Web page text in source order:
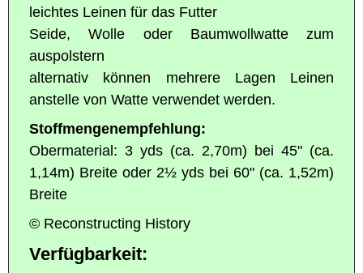
leichtes Leinen für das Futter
Seide, Wolle oder Baumwollwatte zum
auspolstern
alternativ können mehrere Lagen Leinen
anstelle von Watte verwendet werden.
Stoffmengenempfehlung:
Obermaterial: 3 yds (ca. 2,70m) bei 45" (ca.
1,14m) Breite oder 2½ yds bei 60" (ca. 1,52m)
Breite
© Reconstructing History
Verfügbarkeit: